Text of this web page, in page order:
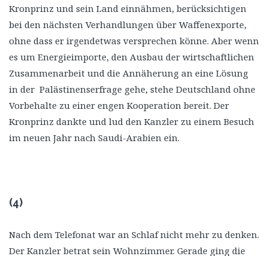
Kronprinz und sein Land einnähmen, berücksichtigen
bei den nächsten Verhandlungen über Waffenexporte,
ohne dass er irgendetwas versprechen könne. Aber wenn
es um Energieimporte, den Ausbau der wirtschaftlichen
Zusammenarbeit und die Annäherung an eine Lösung
in der Palästinenserfrage gehe, stehe Deutschland ohne
Vorbehalte zu einer engen Kooperation bereit. Der
Kronprinz dankte und lud den Kanzler zu einem Besuch
im neuen Jahr nach Saudi-Arabien ein.
(4)
Nach dem Telefonat war an Schlaf nicht mehr zu denken.
Der Kanzler betrat sein Wohnzimmer. Gerade ging die